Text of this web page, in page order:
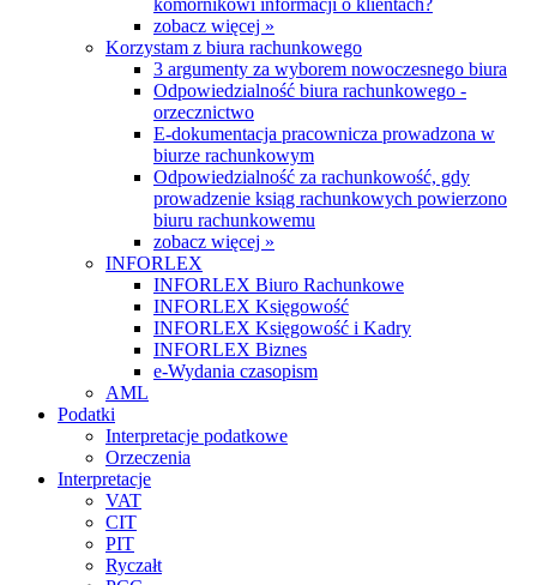
komornikowi informacji o klientach?
zobacz więcej »
Korzystam z biura rachunkowego
3 argumenty za wyborem nowoczesnego biura
Odpowiedzialność biura rachunkowego -
orzecznictwo
E-dokumentacja pracownicza prowadzona w
biurze rachunkowym
Odpowiedzialność za rachunkowość, gdy
prowadzenie ksiąg rachunkowych powierzono
biuru rachunkowemu
zobacz więcej »
INFORLEX
INFORLEX Biuro Rachunkowe
INFORLEX Księgowość
INFORLEX Księgowość i Kadry
INFORLEX Biznes
e-Wydania czasopism
AML
Podatki
Interpretacje podatkowe
Orzeczenia
Interpretacje
VAT
CIT
PIT
Ryczałt